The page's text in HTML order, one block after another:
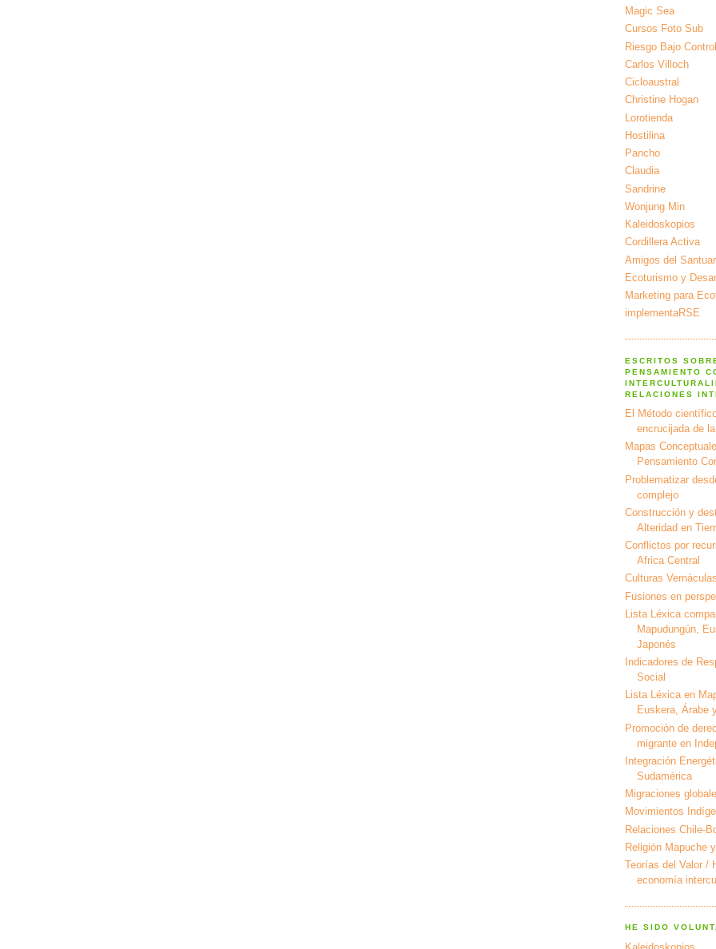
Magic Sea
Cursos Foto Sub
Riesgo Bajo Control
Carlos Villoch
Cicloaustral
Christine Hogan
Lorotienda
Hostilina
Pancho
Claudia
Sandrine
Wonjung Min
Kaleidoskopios
Cordillera Activa
Amigos del
Ecoturismo y
Marketing para
implementaRSE
ESCRITOS
PENSAMIENTO
RELACIONES
El Método
encrucijada de
Mapas
Pensamiento
Problematizar
complejo
Construcción y
Alteridad en
Conflictos por
Africa Central
Culturas
Fusiones en
Lista Léxica
Mapudungún,
Japonés
Indicadores de
Social
Lista Léxica en
Euskera, Árabe
Promoción de
migrante en
Integración
Sudamérica
Migraciones
Movimientos
Relaciones Chile-
Religión Mapuche
Teorías del Valor /
economía
HE SIDO